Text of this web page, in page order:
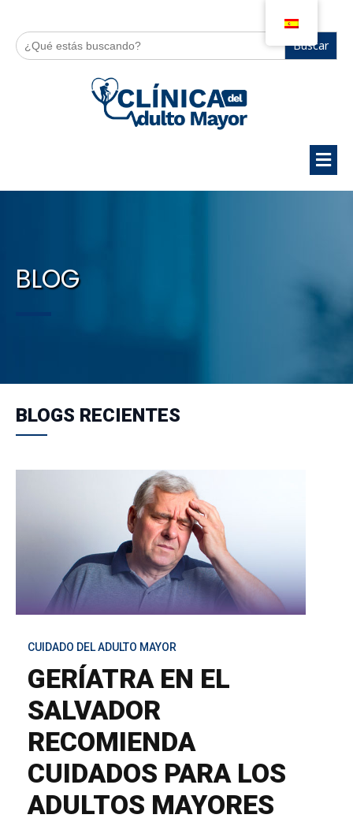
Buscar:
BLOG
BLOGS RECIENTES
CUIDADO DEL ADULTO MAYOR
GERÍATRA EN EL
SALVADOR
RECOMIENDA
CUIDADOS PARA LOS
ADULTOS MAYORES